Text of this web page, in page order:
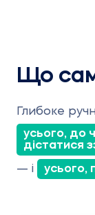
Що
Глибоке
усього, до
дістатися
— і
усього,